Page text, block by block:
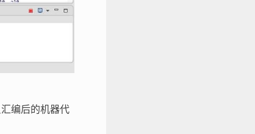
编后的机器代